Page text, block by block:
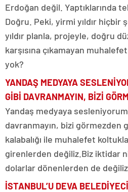
Erdoğan değil. Yaptıklarında
Doğru. Peki, yirmi yıldır
yıldır planla, projeyle, doğru
karşısına çıkamayan
yok?
YANDAŞ MEDYAYA
GİBİ DAVRANMAYIN, BİZİ
Yandaş medyaya
davranmayın, bizi görmezden
kalabalığı ile muhalefet
girenlerden değiliz.Biz iktidar
dolarlar dönenlerden de değiliz.
İSTANBUL’U DEVA